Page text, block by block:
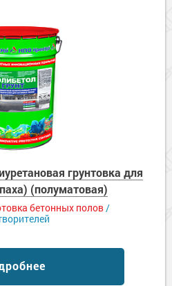
грунтовка для
(полуматовая)
бетонных полов/